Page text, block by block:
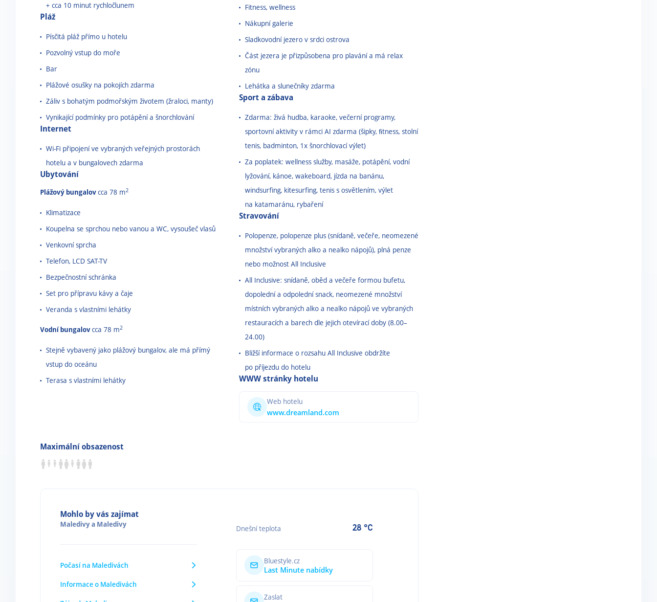
+ cca 10 minut rychločlunem
Pláž
Písčitá pláž přímo u hotelu
Pozvolný vstup do moře
Bar
Plážové osušky na pokojích zdarma
Záliv s bohatým podmořským životem (žraloci, manty)
Vynikající podmínky pro potápění a šnorchlování
Internet
Wi-Fi připojení ve vybraných veřejných prostorách
hotelu a v bungalovech zdarma
Ubytování
Plážový bungalovcca 78 m2
Klimatizace
Koupelna se sprchou nebo vanou a WC, vysoušeč vlasů
Venkovní sprcha
Telefon, LCD SAT-TV
Bezpečnostní schránka
Set pro přípravu kávy a čaje
Veranda s vlastními lehátky
Vodní bungalovcca 78 m2
Stejně vybavený jako plážový bungalov, ale má přímý
vstup do oceánu
Terasa s vlastními lehátky
Fitness, wellness
Nákupní galerie
Sladkovodní jezero v srdci ostrova
Část jezera je přizpůsobena pro plavání a má relax
zónu
Lehátka a slunečníky zdarma
Sport a zábava
Zdarma: živá hudba, karaoke, večerní programy,
sportovní aktivity v rámci AI zdarma (šipky, ﬁtness, stolní
tenis, badminton, 1x šnorchlovací výlet)
Za poplatek: wellness služby, masáže, potápění, vodní
lyžování, kánoe, wakeboard, jízda na banánu,
windsurfing, kitesurfing, tenis s osvětlením, výlet
na katamaránu, rybaření
Stravování
Polopenze, polopenze plus (snídaně, večeře, neomezené
množství vybraných alko a nealko nápojů), plná penze
nebo možnost All Inclusive
All Inclusive: snídaně, oběd a večeře formou bufetu,
dopolední a odpolední snack, neomezené množství
místních vybraných alko a nealko nápojů ve vybraných
restauracích a barech dle jejich otevírací doby (8.00–
24.00)
Bližší informace o rozsahu All Inclusive obdržíte
po příjezdu do hotelu
WWW stránky hotelu
Web hotelu
www.dreamland.com
Maximální obsazenost
Mohlo by vás zajímat
Maledivya Maledivy
Počasí na Maledivách
Informace o Maledivách
Dnešní teplota 28 °C
Bluestyle.cz
Last Minute nabídky
Zaslat